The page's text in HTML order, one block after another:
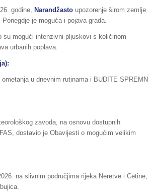
godine, Narandžasto upozorenje širom zemlje
je moguća i pojava grada.
su mogući intenzivni pljuskovi s količinom
urbanih poplava.
u dnevnim rutinama i BUDITE SPREMNI
zavoda, na osnovu dostupnih
dostavio je Obavijesti o mogućim velikim
na slivnim područjima rijeka Neretve i Cetine,